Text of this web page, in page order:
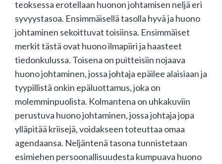
teoksessa erotellaan huonon johtamisen neljä eri
syvyystasoa. Ensimmäisellä tasolla hyvä ja huono
johtaminen sekoittuvat toisiinsa. Ensimmäiset
merkit tästä ovat huono ilmapiiri ja haasteet
tiedonkulussa. Toisena on puitteisiin nojaava
huono johtaminen, jossa johtaja epäilee alaisiaan ja
tyypillistä onkin epäluottamus, joka on
molemminpuolista. Kolmantena on uhkakuviin
perustuva huono johtaminen, jossa johtaja jopa
ylläpitää kriisejä, voidakseen toteuttaa omaa
agendaansa. Neljäntenä tasona tunnistetaan
esimiehen persoonallisuudesta kumpuava huono